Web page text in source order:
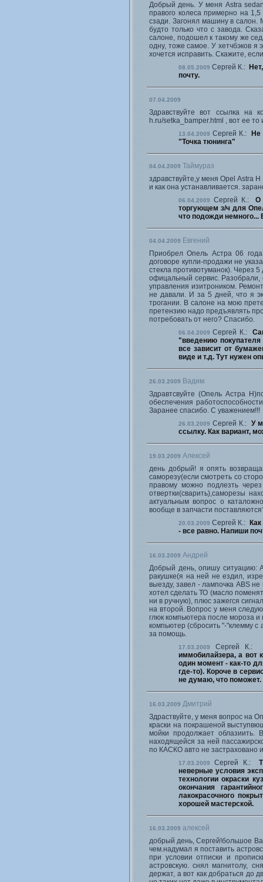
Добрый день. У меня Astra
правого колеса примерно на
сзади. Загонял машину в салон.
будто только что с завода.
салоне, подошел к такому же
одну, тоже самое. У хетчбэков
хочется исправить. Скажите,
08.05.2009 Сергей К.:
почту.
07.04.2009
Здравствуйте вот ссылка на
h.ru/setka_bamper.html , вот ее
13.04.2009 Сергей К.:
Не
"Точка тюнинга"
04.04.2009 Таймураз
здравствуйте,у меня Opel Astra
и как она устанавливается.
06.04.2009 Сергей К.:О
торгующем з/ч для
что подожди немного...
04.04.2009 Евгений
Приобрел Опель Астра 06
договоре купли-продажи не
стекла противотуманок). Через
офицальный сервис. Разобрали,
управления изитроником.
не давали. И за 5 дней, что я
трогании. В салоне на мою
претензию надо предъявлять
потребовать от него? Спасибо.
06.04.2009 Сергей К.:
"введению
все зависит от
виде и т.д. Тут нужен
26.03.2009 Вадим
Здравтсвуйте (Опель Астра
обеспечения
Заранее спасибо. С уважением!!!
26.03.2009 Сергей К.:У
ссылку. Как вариант,
19.03.2009 Алексей
день добрый! я опять
саморезу(если смотреть со
правому можно подлезть
отвертки(сварить),саморезы
актуальным вопрос о
вообще в запчасти
20.03.2009 Сергей К.:
- все равно. Напиши
16.03.2009 Андрей
Добрый день, опишу ситуацию:
ракушке(я на ней не ездил,
выезду, завел - лампочка ABS не
хотел сделать ТО (масло
ни в ручную), плюс зажегся
на второй. Вопрос у меня
глюк компьютера после мороза
компьютер (сбросить "-"клемму
за помощь.
17.03.2009
Сергей К.:
иммобилайзера, а вот
один момент - как-то
где-то). Короче в
не думаю, что поможет.
16.03.2009 Дмитрий
Здраствуйте, у меня вопрос на
краски на покрашеной
мойки продолжает облазиить.
находящейся за ней
по КАСКО авто не застраховано
17.03.2009 Сергей К.:
неверные условия
технологии окраски
окончания
лакокрасочного
хорошей мастерской.
16.03.2009 алексей
добрый день, Сергей!большое
чем.надумал я поставить
при условии отписки и
астровскую. снял магнитолу,
держат, а вот как добраться до